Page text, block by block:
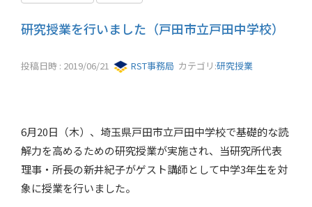
研究授業を行いました（戸田市立戸田中学校）
投稿日時 : 2019/06/21 RST事務局 カテゴリ:研究授業
6月20日（木）、埼玉県戸田市立戸田中学校で基礎的な読
解力を高めるための研究授業が実施され、当研究所代表
理事・所長の新井紀子がゲスト講師として中学3年生を対
象に授業を行いました。